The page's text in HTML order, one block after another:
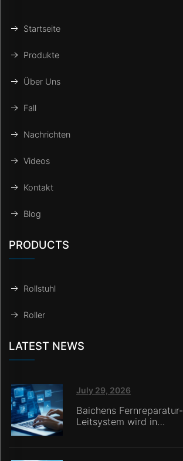
Startseite
Produkte
Über Uns
Fall
Nachrichten
Videos
Kontakt
Blog
PRODUCTS
Rollstuhl
Roller
LATEST NEWS
July 29, 2026
Baichens Fernreparatur-
Leitsystem wird in